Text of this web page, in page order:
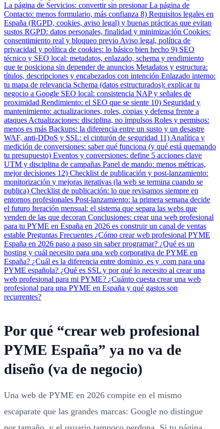
La página de Servicios: convertir sin presionarLa página de
Contacto: menos formulario, más confianza 8) Requisitos legales en
España (RGPD, cookies, aviso legal) y buenas prácticas que evitan
sustos RGPD: datos personales, finalidad y minimización Cookies:
consentimiento real y bloqueo previo Aviso legal, política de
privacidad y política de cookies: lo básico bien hecho 9) SEO
técnico y SEO local: metadatos, enlazado, schema y rendimiento
que te posiciona sin depender de anuncios Metadatos y estructura:
títulos, descripciones y encabezados con intención Enlazado interno:
tu mapa de relevancia Schema (datos estructurados): explicar tu
negocio a Google SEO local: consistencia NAP y señales de
proximidad Rendimiento: el SEO que se siente 10) Seguridad y
mantenimiento: actualizaciones, roles, copias y defensa frente a
ataques Actualizaciones: disciplina, no impulsos Roles y permisos:
menos es más Backups: la diferencia entre un susto y un desastre
WAF, anti-DDoS y SSL: el cinturón de seguridad 11) Analítica y
medición de conversiones: saber qué funciona (y qué está quemando
tu presupuesto) Eventos y conversiones: define 5 acciones clave
UTM y disciplina de campañas Panel de mando: menos métricas,
mejor decisiones 12) Checklist de publicación y post-lanzamiento:
monitorización y mejoras iterativas (la web se termina cuando se
publica) Checklist de publicación: lo que revisamos siempre en
entornos profesionales Post-lanzamiento: la primera semana decide
el futuro Iteración mensual: el sistema que separa las webs que
venden de las que decoran Conclusiones: crear una web profesional
para tu PYME en España en 2026 es construir un canal de ventas
estable Preguntas Frecuentes ¿Cómo crear web profesional PYME
España en 2026 paso a paso sin saber programar? ¿Qué es un
hosting y cuál necesito para una web corporativa de PYME en
España? ¿Cuál es la diferencia entre dominio .es y .com para una
PYME española? ¿Qué es SSL y por qué lo necesito al crear una
web profesional para mi PYME? ¿Cuánto cuesta crear una web
profesional para una PYME en España y qué gastos son
recurrentes?
Por qué “crear web profesional
PYME España” ya no va de
diseño (va de negocio)
Una web de PYME en 2026 compite en el mismo
escaparate que las grandes marcas: Google no distingue